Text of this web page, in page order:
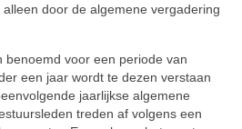
door de algemene vergadering
voor een periode van
een jaar wordt te dezen verstaan
jaarlijkse algemene
treden af volgens een